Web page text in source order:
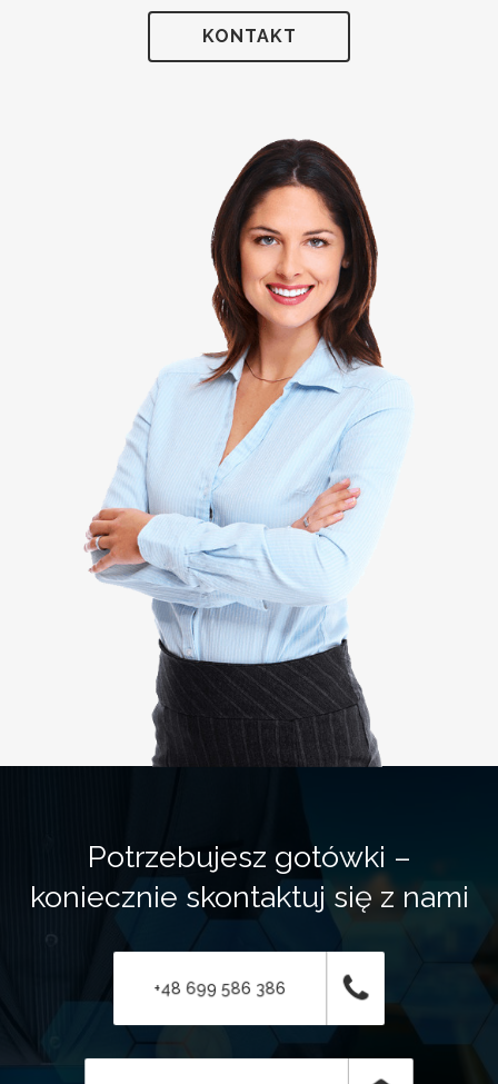
KONTAKT
Potrzebujesz gotówki –
koniecznie skontaktuj się z nami
+48 699 586 386